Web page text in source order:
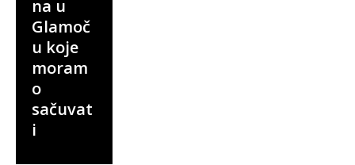
na u
Glamoč
u koje
moram
o
sačuvat
i